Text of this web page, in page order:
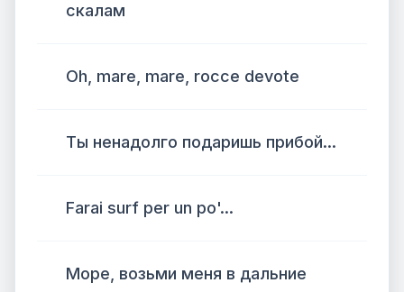
скалам
Oh, mare, mare, rocce devote
Ты ненадолго подаришь прибой...
Farai surf per un po'...
Море, возьми меня в дальние